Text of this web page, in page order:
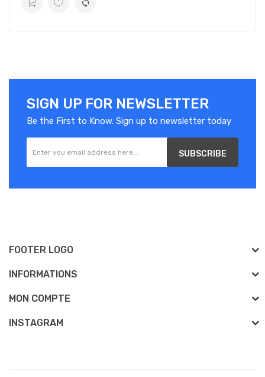
1 x Pack d'accessoires (clé Allen, vis de rechange, joints de
SIGN UP FOR NEWSLETTER
Be the First to Know. Sign up to newsletter today
SUBSCRIBE
FOOTER LOGO
INFORMATIONS
MON COMPTE
INSTAGRAM